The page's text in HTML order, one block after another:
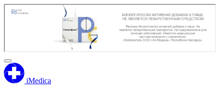
iMedica